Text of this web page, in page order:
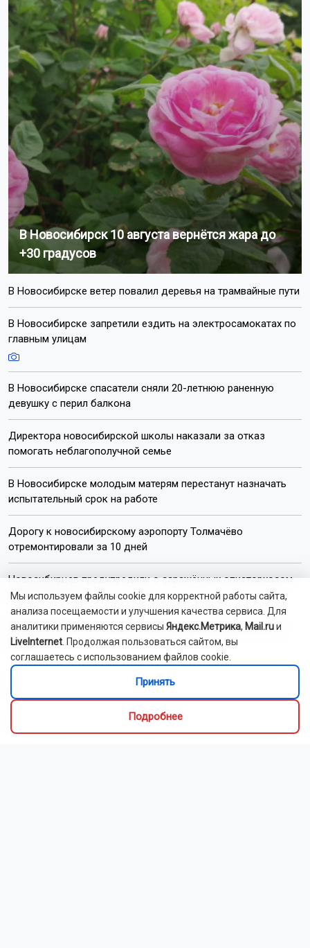
В Новосибирск 10 августа вернётся жара до
+30 градусов
В Новосибирске ветер повалил деревья на трамвайные пути
В Новосибирске запретили ездить на электросамокатах по
главным улицам
В Новосибирске спасатели сняли 20-летнюю раненную
девушку с перил балкона
Директора новосибирской школы наказали за отказ
помогать неблагополучной семье
В Новосибирске молодым матерям перестанут назначать
испытательный срок на работе
Дорогу к новосибирскому аэропорту Толмачёво
отремонтировали за 10 дней
Новосибирцев предупредили о заражённых описторхозом
щуках и окунях
В Новосибирске 10 августа изменили расписание восьми
рейсов
«Лексус» сбил двух подростков на электровелосипеде в
В Новосибирск 10 августа вернётся жара до +30 градусов
Мы используем файлы cookie для корректной работы сайта,
анализа посещаемости и улучшения качества сервиса. Для
аналитики применяются сервисы Яндекс.Метрика, Mail.ruи
LiveInternet . Продолжая пользоваться сайтом, вы
соглашаетесь с использованием файлов cookie.
Принять
Подробнее